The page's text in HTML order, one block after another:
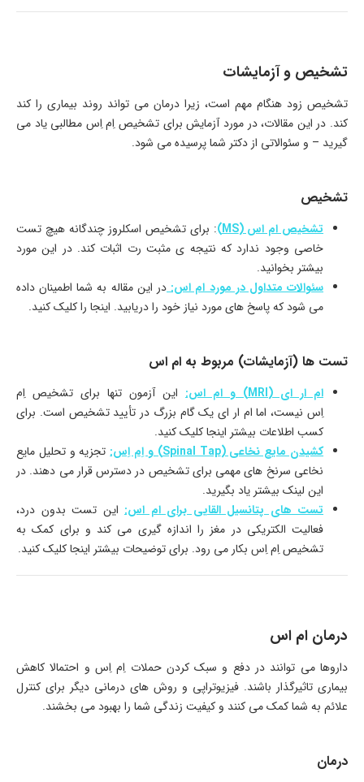
تشخیص و آزمایشات
تشخیص زود هنگام مهم است، زیرا درمان می تواند روند بیماری را کند
کند. در این مقالات، در مورد آزمایش برای تشخیص اِم اِس مطالبی یاد می
گیرید – و سئوالاتی از دکتر شما پرسیده می شود.
تشخیص
تشخیص ام اس (MS)
: برای تشخیص اسکلروز چندگانه هیچ تست
خاصی وجود ندارد که نتیجه ی مثبت رت اثبات کند. در این مورد
بیشتر بخوانید.
سئوالات متداول در مورد ام اس:در این مقاله به شما اطمینان داده
می شود که پاسخ های مورد نیاز خود را دریابید. اینجا را کلیک کنید.
تست ها (آزمایشات) مربوط به ام اس
ام ار ای (MRI) و ام اس:
این آزمون تنها برای تشخیص اِم
اِس نیست، اما ام ار ای یک گام بزرگ در تأیید تشخیص است. برای
کسب اطلاعات بیشتر اینجا کلیک کنید.
کشیدن مایع نخاعی (Spinal Tap) و اِم اِس:
تجزیه و تحلیل مایع
نخاعی سرنخ های مهمی برای تشخیص در دسترس قرار می دهند. در
این لینک بیشتر یاد بگیرید.
تست های پتانسیل القایی برای ام اس: این تست بدون درد،
فعالیت الکتریکی در مغز را اندازه گیری می کند و برای کمک به
تشخیص اِم اِس بکار می رود. برای توضیحات بیشتر اینجا کلیک کنید.
درمان ام اس
داروها می توانند در دفع و سبک کردن حملات اِم اِس و احتمالا کاهش
بیماری تاثیرگذار باشند. فیزیوتراپی و روش های درمانی دیگر برای کنترل
علائم به شما کمک می کنند و کیفیت زندگی شما را بهبود می بخشند.
درمان